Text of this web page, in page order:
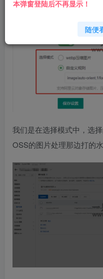
我们是在选择模式中，选
OSS的图片处理那边打的
本弹窗登陆后不再显示！
随便